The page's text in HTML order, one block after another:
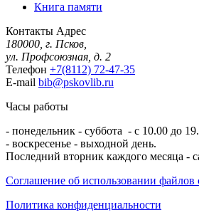
Книга памяти
Контакты Адрес
180000, г. Псков,
ул. Профсоюзная, д. 2
Телефон +7(8112) 72-47-35
E-mail bib@pskovlib.ru
Часы работы
- понедельник - суббота - с 10.00 до
- воскресенье - выходной день.
Последний вторник каждого месяца -
Соглашение об использовании файлов
Политика конфиденциальности